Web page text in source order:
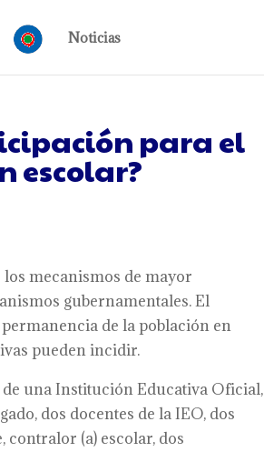
Noticias
para el
escolar?
mecanismos de mayor
gubernamentales. El
de la población en
pueden incidir.
de una Institución Educativa Oficial,
dos docentes de la IEO, dos
contralor (a) escolar, dos